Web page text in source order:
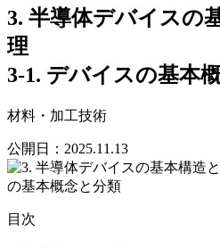
3. 半導体デバイスの
理
3-1. デバイスの基本
材料・加工技術
公開日： 2025.11.13
目次